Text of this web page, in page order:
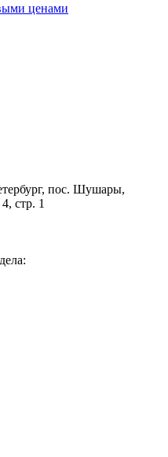
ценами
, пос. Шушары,
стр. 1